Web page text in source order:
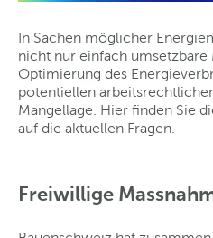
In Sachen möglicher
nicht nur einfach umsetzbare
Optimierung des
potentiellen
Mangellage. Hier finden Sie
auf die aktuellen Fragen.
Freiwillige